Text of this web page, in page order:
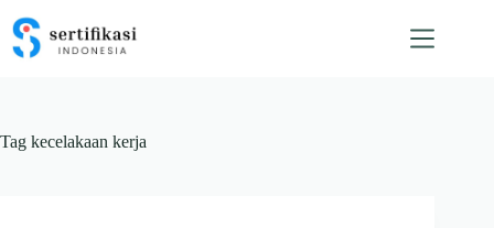
content
Tag kecelakaan kerja